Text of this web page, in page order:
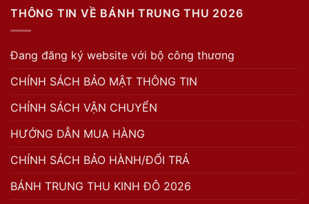
THÔNG TIN VỀ BÁNH TRUNG THU 2026
Đang đăng ký website với bộ công thương
CHÍNH SÁCH BẢO MẬT THÔNG TIN
CHÍNH SÁCH VẬN CHUYỂN
HƯỚNG DẪN MUA HÀNG
CHÍNH SÁCH BẢO HÀNH/ĐỔI TRẢ
BÁNH TRUNG THU KINH ĐÔ 2026